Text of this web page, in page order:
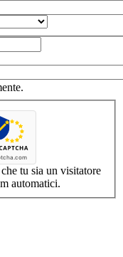
tu sia un visitatore
inserimenti di spam automatici.